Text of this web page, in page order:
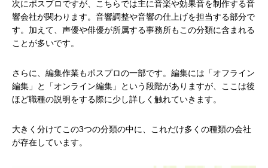
次にポスプロですが、こちらでは主に音楽や効果音を制作する音
響会社が関わります。音響調整や音響の仕上げを担当する部分で
す。加えて、声優や俳優が所属する事務所もこの分類に含まれる
ことが多いです。
さらに、編集作業もポスプロの一部です。編集には「オフライン
編集」と「オンライン編集」という段階がありますが、ここは後
ほど職種の説明をする際に少し詳しく触れていきます。
大きく分けてこの3つの分類の中に、これだけ多くの種類の会社
が存在しています。